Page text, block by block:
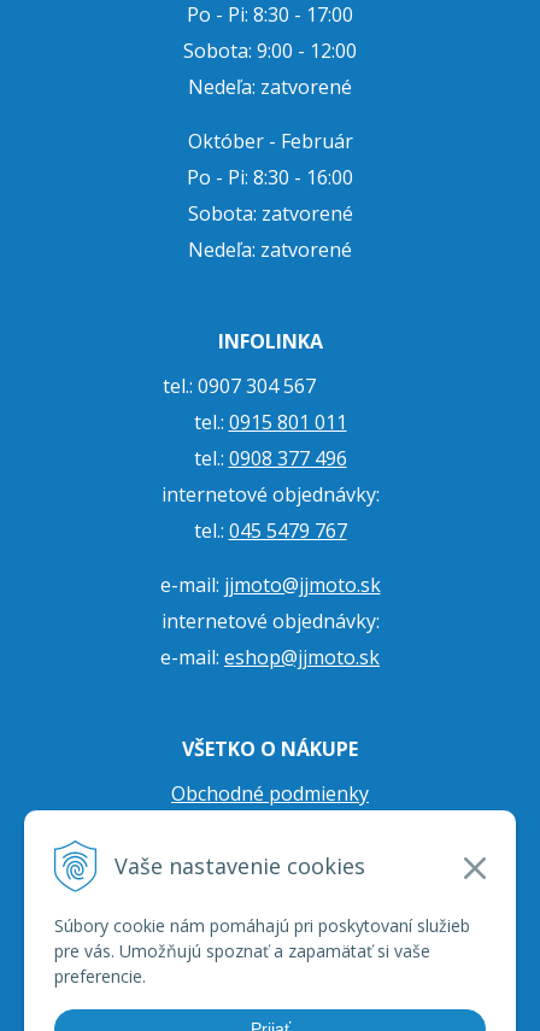
Vaše nastavenie cookies
Súbory cookie nám pomáhajú pri poskytovaní služieb
pre vás. Umožňujú spoznať a zapamätať si vaše
preferencie.
Po - Pi: 8:30 - 17:00
Sobota: 9:00 - 12:00
Nedeľa: zatvorené
Október - Február
Po - Pi: 8:30 - 16:00
Sobota: zatvorené
Nedeľa: zatvorené
INFOLINKA
tel.: 0907 304 567
tel.: 0915 801 011
tel.: 0908 377 496
internetové objednávky:
tel.: 045 5479 767
e-mail: jjmoto@jjmoto.sk
internetové objednávky:
e-mail: eshop@jjmoto.sk
VŠETKO O NÁKUPE
Obchodné podmienky
Prepravné podmienky